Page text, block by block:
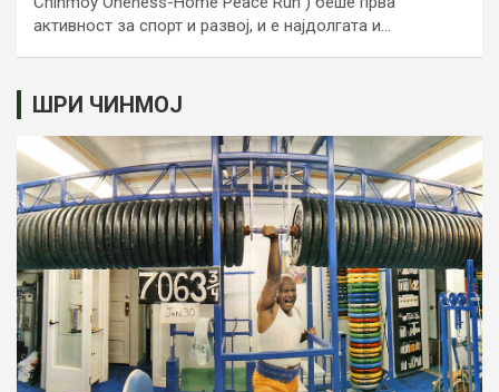
активност за спорт и развој, и е најдолгата и…
ШРИ ЧИНМОЈ